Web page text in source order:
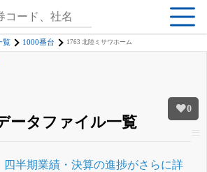
覧 1000番台 1763 北陸ミサワホーム
0
ータファイル一覧
四半期業績・決算の進捗がさらに詳